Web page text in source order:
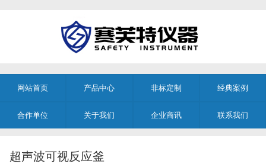
网站首页 产品中心 非标定制 经典案例
合作单位 关于我们 企业商讯 联系我们
超声波可视反应釜